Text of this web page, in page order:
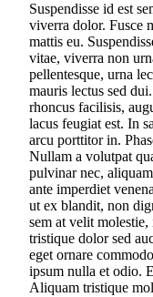
Suspendisse id est
viverra dolor. Fusce
mattis eu.
vitae, viverra non
pellentesque, urna
mauris lectus sed
rhoncus facilisis,
lacus feugiat est. In
arcu porttitor in.
Nullam a volutpat
pulvinar nec,
ante imperdiet
ut ex blandit, non
sem at velit
tristique dolor sed
eget ornare
ipsum nulla et odio.
Aliquam tristique